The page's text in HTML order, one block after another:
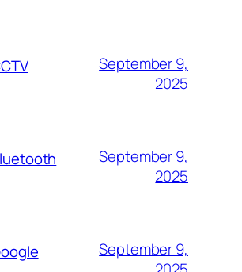
September 9,
2025
September 9,
2025
September 9,